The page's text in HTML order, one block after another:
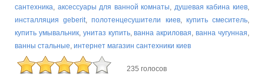
сантехника, аксессуары для ванной комнаты, душевая кабина киев,
инсталляция geberit,полотенцесушители киев, купить смеситель,
купить умывальник, унитаз купить,ванна акриловая,ванна чугунная,
ванны стальные, интернет магазин сантехники киев
235 голосов